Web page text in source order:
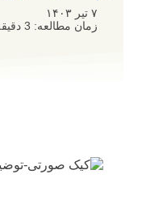
۷ تیر ۱۴۰۳
زمان مطالعه: 3 دقیقه